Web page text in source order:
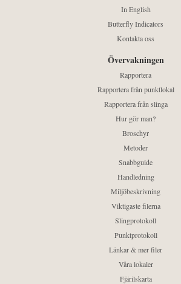
In English
Butterfly Indicators
Kontakta oss
Övervakningen
Rapportera
Rapportera från punktlokal
Rapportera från slinga
Hur gör man?
Broschyr
Metoder
Snabbguide
Handledning
Miljöbeskrivning
Viktigaste filerna
Slingprotokoll
Punktprotokoll
Länkar & mer filer
Våra lokaler
Fjärilskarta